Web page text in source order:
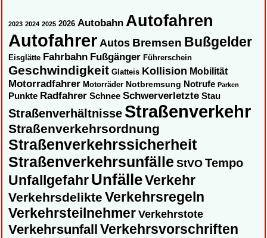
2023 2024 2025 2026 Autobahn Autofahren
AutofahrerAutos Bremsen Bußgelder
Eisglätte Fahrbahn Fußgänger Führerschein
Geschwindigkeit Glatteis Kollision Mobilität
Motorradfahrer Motorräder Notbremsung Notrufe Parken
Punkte Radfahrer Schnee Schwerverletzte Stau
Straßenverhältnisse Straßenverkehr
Straßenverkehrsordnung
Straßenverkehrssicherheit
Straßenverkehrsunfälle StVOTempo
UnfallgefahrUnfälleVerkehr
Verkehrsdelikte Verkehrsregeln
Verkehrsteilnehmer Verkehrstote
Verkehrsunfall Verkehrsvorschriften